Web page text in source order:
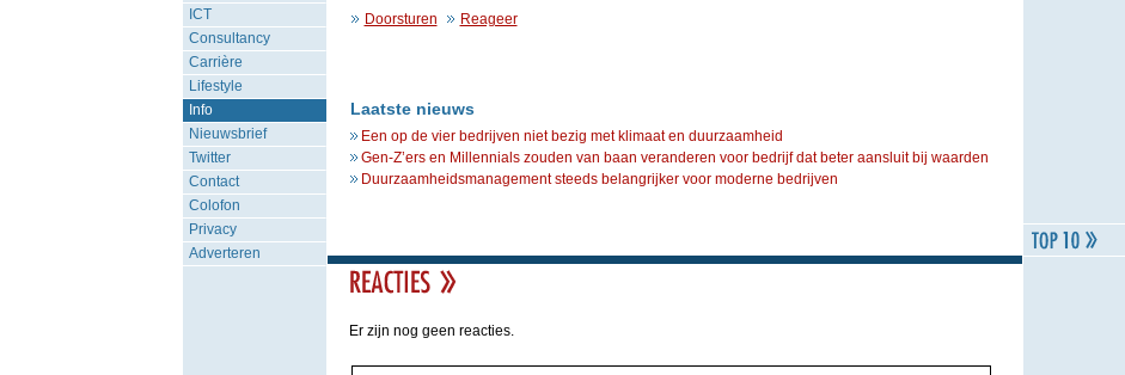
ICT
Consultancy
Carrière
Lifestyle
Info
Nieuwsbrief
Twitter
Contact
Colofon
Privacy
Adverteren
Doorsturen Reageer
Laatste nieuws
Een op de vier bedrijven niet bezig met klimaat en duurzaamheid
Gen-Z’ers en Millennials zouden van baan veranderen voor bedrijf dat beter aansluit bij waarden
Duurzaamheidsmanagement steeds belangrijker voor moderne bedrijven
Er zijn nog geen reacties.